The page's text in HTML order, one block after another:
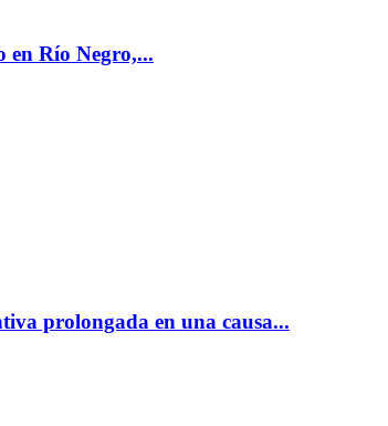
en Río Negro,...
prolongada en una causa...